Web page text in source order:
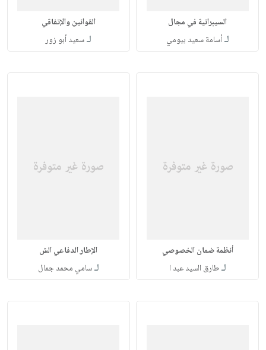
السيبرانية في مجال
لـأسامة سعيد بيومي
القوانين والإتفاقي
لـسعيد أبو زور
أنظمة ضمان الخصوصي
لـطارق السيد عبد ا
الإطار الدفاعي الش
لـسامي محمد جمال